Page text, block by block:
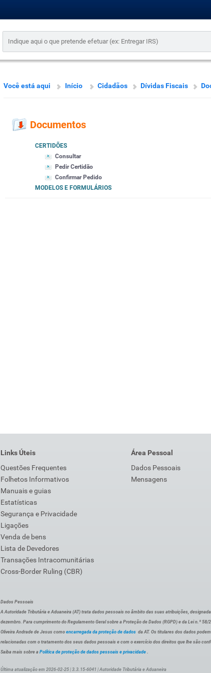
Você está aqui Início Cidadãos Dívidas Fiscais
Documentos
CERTIDÕES
Consultar
Pedir Certidão
Confirmar Pedido
MODELOS E FORMULÁRIOS
Links Úteis
Questões Frequentes
Folhetos Informativos
Manuais e guias
Estatísticas
Segurança e Privacidade
Ligações
Venda de bens
Lista de Devedores
Transações Intracomunitárias
Cross-Border Ruling (CBR)
Área Pessoal
Dados Pessoais
Mensagens
Dados Pessoais
A Autoridade Tributária e Aduaneira (AT) trata dados pessoais no âmbito das suas atribuições,
dezembro. Para cumprimento do Regulamento Geral sobre a Proteção de Dados (RGPD) e da Lei n.º
Oliveira Andrade de Jesus como encarregada da proteção de dados da AT. Os titulares dos dados
relacionadas com o tratamento dos seus dados pessoais e com o exercício dos direitos que lhe são
Saiba mais sobre a Política de proteção de dados pessoais e privacidade .
Última atualização em 2026-02-25 | 3.3.15-6041 | Autoridade Tributária e Aduaneira